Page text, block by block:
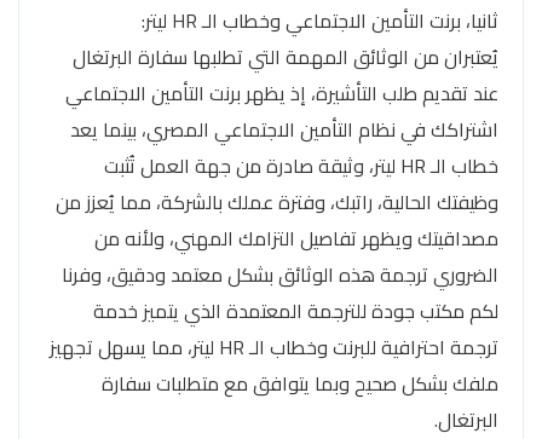
ثانيا، برنت التأمين الاجتماعي وخطاب الـ HR ليتر:
يُعتبران من الوثائق المهمة التي تطلبها سفارة البرتغال
عند تقديم طلب التأشيرة، إذ يظهر برنت التأمين الاجتماعي
اشتراكك في نظام التأمين الاجتماعي المصري، بينما يعد
خطاب الـ HR ليتر، وثيقة صادرة من جهة العمل تُثبت
وظيفتك الحالية، راتبك، وفترة عملك بالشركة، مما يُعزز من
مصداقيتك ويظهر تفاصيل التزامك المهني، ولأنه من
الضروري ترجمة هذه الوثائق بشكل معتمد ودقيق، وفرنا
لكم مكتب جودة للترجمة المعتمدة الذي يتميز خدمة
ترجمة احترافية للبرنت وخطاب الـ HR ليتر، مما يسهل تجهيز
ملفك بشكل صحيح وبما يتوافق مع متطلبات سفارة
البرتغال.